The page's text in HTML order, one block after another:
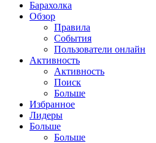
Барахолка
Обзор
Правила
События
Пользователи онлайн
Активность
Активность
Поиск
Больше
Избранное
Лидеры
Больше
Больше